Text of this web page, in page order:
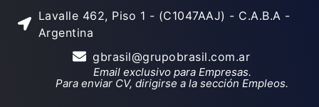
Lavalle 462, Piso 1 - (C1047AAJ) - C.A.B.A -
Argentina
gbrasil@grupobrasil.com.ar
Email exclusivo para Empresas.
Para enviar CV, dirigirse a la sección Empleos.